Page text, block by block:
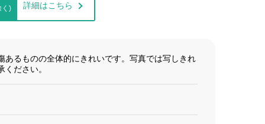
く) 詳細はこちら
あるものの全体的にきれいです。写真では写しきれ
ださい。